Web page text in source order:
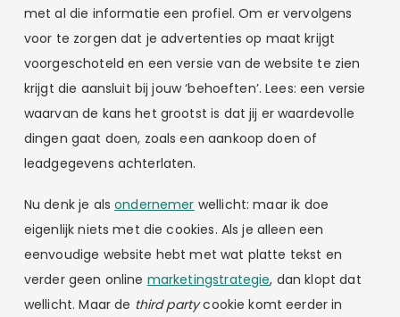
met al die informatie een profiel. Om er vervolgens
voor te zorgen dat je advertenties op maat krijgt
voorgeschoteld en een versie van de website te zien
krijgt die aansluit bij jouw ‘behoeften’. Lees: een versie
waarvan de kans het grootst is dat jij er waardevolle
dingen gaat doen, zoals een aankoop doen of
leadgegevens achterlaten.
Nu denk je alsondernemer wellicht: maar ik doe
eigenlijk niets met die cookies. Als je alleen een
eenvoudige website hebt met wat platte tekst en
verder geen online marketingstrategie, dan klopt dat
wellicht. Maar de third partycookie komt eerder in